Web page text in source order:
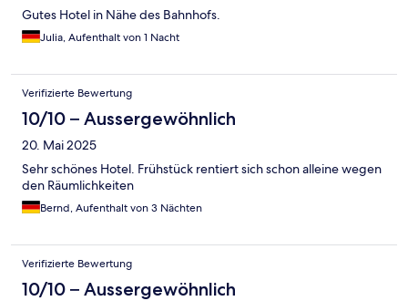
Gutes Hotel in Nähe des Bahnhofs.
Julia, Aufenthalt von 1 Nacht
Verifizierte Bewertung
10/10 – Aussergewöhnlich
20. Mai 2025
Sehr schönes Hotel. Frühstück rentiert sich schon alleine wegen
den Räumlichkeiten
Bernd, Aufenthalt von 3 Nächten
Verifizierte Bewertung
10/10 – Aussergewöhnlich